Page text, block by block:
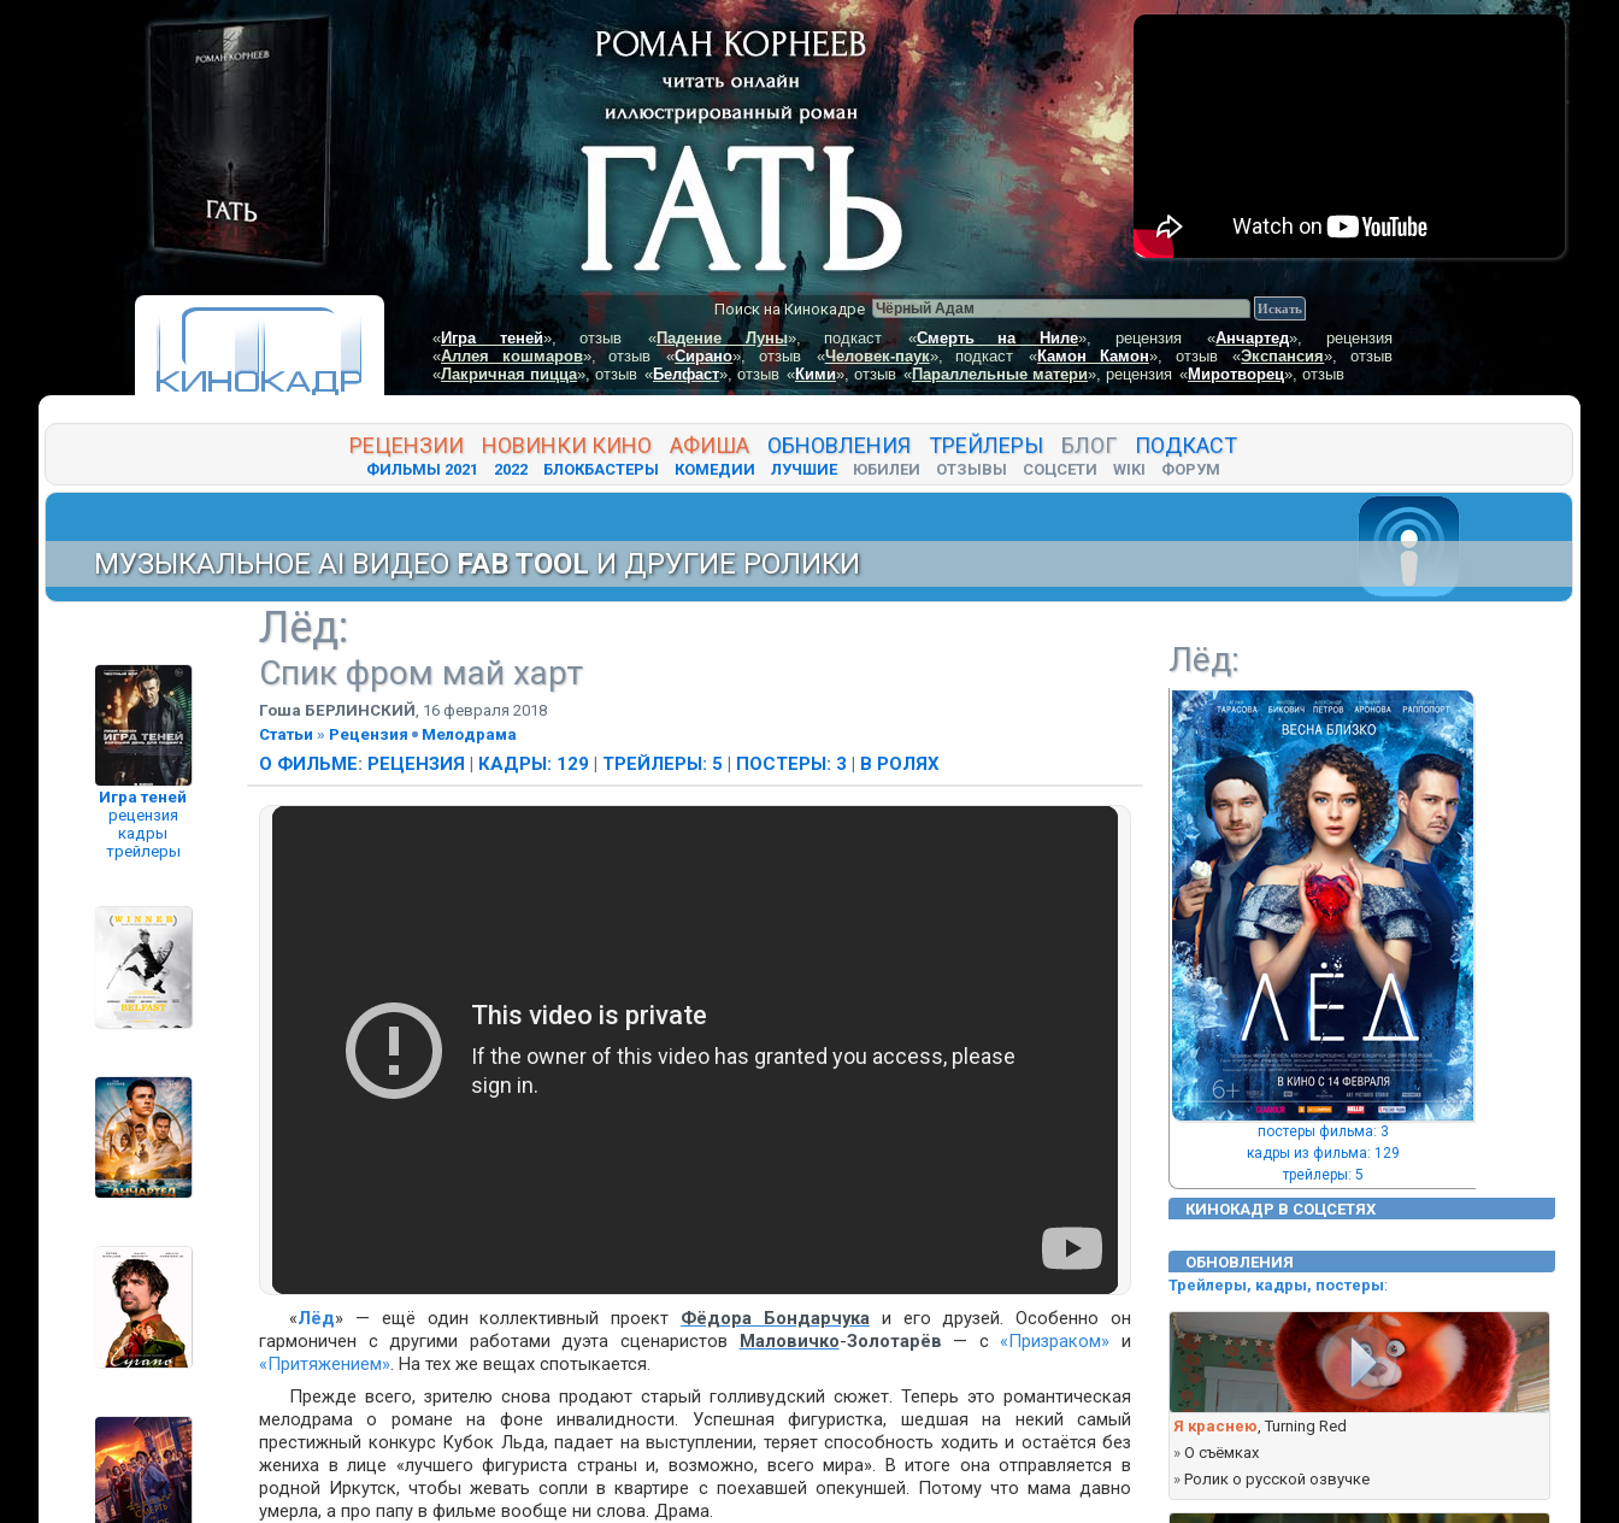
Поиск на Кинокадре
«Игра теней», отзыв «Падение Луны», подкаст «Смерть на Ниле», рецензия «Анчартед», рецензия
«Аллея кошмаров», отзыв «Сирано», отзыв «Человек-паук», подкаст «Камон Камон», отзыв «Экспансия», отзыв
«Лакричная пицца», отзыв «Белфаст», отзыв «Кими», отзыв «Параллельные матери», рецензия «Миротворец», отзыв
РЕЦЕНЗИИ НОВИНКИ КИНО АФИША ОБНОВЛЕНИЯ ТРЕЙЛЕРЫ БЛОГ ПОДКАСТ
ФИЛЬМЫ 2021 2022 БЛОКБАСТЕРЫ КОМЕДИИ ЛУЧШИЕ ЮБИЛЕИ ОТЗЫВЫ СОЦСЕТИ WIKI ФОРУМ
МУЗЫКАЛЬНОЕ AI ВИДЕО FAB TOOL И ДРУГИЕ РОЛИКИ
Лёд:
Спик фром май харт
Гоша БЕРЛИНСКИЙ, 16 февраля 2018
Статьи » Рецензия Мелодрама
О ФИЛЬМЕ: РЕЦЕНЗИЯ | КАДРЫ: 129 | ТРЕЙЛЕРЫ: 5 | ПОСТЕРЫ: 3 | В РОЛЯХ
«Лёд» — ещё один коллективный проект Фёдора Бондарчукаи его друзей. Особенно он
гармоничен с другими работами дуэта сценаристов Маловичко-Золотарёв — с «Призраком» и
«Притяжением». На тех же вещах спотыкается.
Прежде всего, зрителю снова продают старый голливудский сюжет. Теперь это романтическая
мелодрама о романе на фоне инвалидности. Успешная фигуристка, шедшая на некий самый
престижный конкурс Кубок Льда, падает на выступлении, теряет способность ходить и остаётся без
жениха в лице «лучшего фигуриста страны и, возможно, всего мира». В итоге она отправляется в
родной Иркутск, чтобы жевать сопли в квартире с поехавшей опекуншей. Потому что мама давно
умерла, а про папу в фильме вообще ни слова. Драма.
Лёд:
постеры фильма: 3
кадры из фильма: 129
трейлеры: 5
КИНОКАДР В СОЦСЕТЯХ
ОБНОВЛЕНИЯ
Трейлеры, кадры, постеры:
Я краснею, Turning Red
» О съёмках
» Ролик о русской озвучке
Игра теней
рецензия
кадры
трейлеры